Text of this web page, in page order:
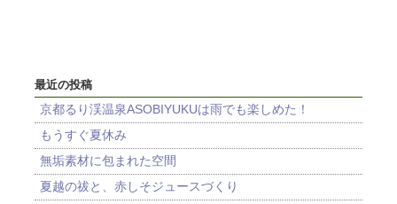
最近の投稿
京都るり渓温泉ASOBIYUKUは雨でも楽しめた！
もうすぐ夏休み
無垢素材に包まれた空間
夏越の祓と、赤しそジュースづくり